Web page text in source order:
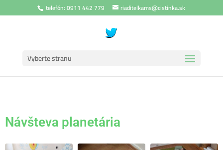
telefón: 0911 442 779 riaditelkams@cistinka.sk
Vyberte stranu
Návšteva planetária